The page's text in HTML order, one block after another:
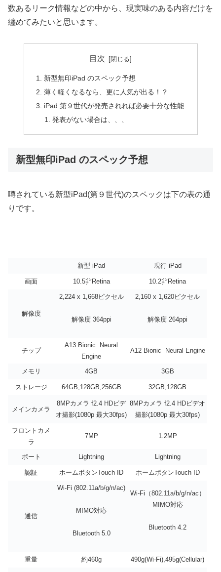
数あるリーク情報などの中から、現実味のある内容だけを
纏めてみたいと思います。
目次
新型無印iPad のスペック予想
薄く軽くなるなら、更に人気が出る！？
iPad 第９世代が発売されれば必要十分な性能
発表がない場合は、、、
新型無印iPad のスペック予想
噂されている新型iPad(第９世代)のスペックは下の表の通
りです。
新型 iPad 現行 iPad
画面 10.5㌅Retina 10.2㌅Retina
解像度
2,224 x 1,668ピクセル
解像度 364ppi
2,160 x 1,620ピクセル
解像度 264ppi
チップ
A13 Bionic Neural
Engine
A12 Bionic Neural Engine
メモリ 4GB 3GB
ストレージ 64GB,128GB,256GB 32GB,128GB
メインカメラ
8MPカメラ f2.4 HDビデ
オ撮影(1080p 最大30fps)
8MPカメラ f2.4 HDビデオ
撮影(1080p 最大30fps)
フロントカメ
ラ
7MP 1.2MP
ポート Lightning Lightning
認証 ホームボタンTouch ID ホームボタンTouch ID
通信
Wi-Fi (802.11a/b/g/n/ac)
MIMO対応
Bluetooth 5.0
Wi-Fi（802.11a/b/​g/n/ac）
MIMO対応
Bluetooth 4.2
重量 約460g 490g(Wi-Fi),495g(Cellular)